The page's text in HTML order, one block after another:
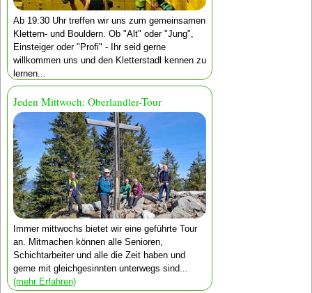
Ab 19:30 Uhr treffen wir uns zum gemeinsamen
Klettern- und Bouldern. Ob "Alt" oder "Jung",
Einsteiger oder "Profi" - Ihr seid gerne
willkommen uns und den Kletterstadl kennen zu
lernen...
Jeden Mittwoch: Oberlandler-Tour
Immer mittwochs bietet wir eine geführte Tour
an. Mitmachen können alle Senioren,
Schichtarbeiter und alle die Zeit haben und
gerne mit gleichgesinnten unterwegs sind...
(mehr Erfahren)